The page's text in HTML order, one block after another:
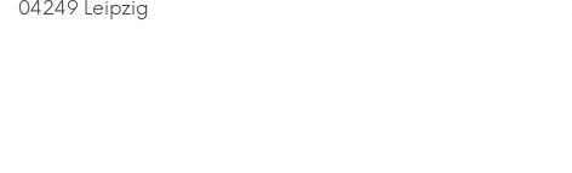
04249 Leipzig